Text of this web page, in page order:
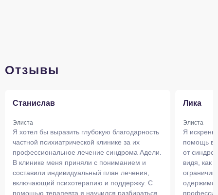
Отзывы
Станислав
Элиста
Я хотел бы выразить глубокую благодарность
частной психиатрической клинике за их
профессиональное лечение синдрома Адели.
В клинике меня приняли с пониманием и
составили индивидуальный план лечения,
включающий психотерапию и поддержку. С
помощью терапевта я научился разбираться
Лика
Элиста
Я
помощь в
от
видя, как